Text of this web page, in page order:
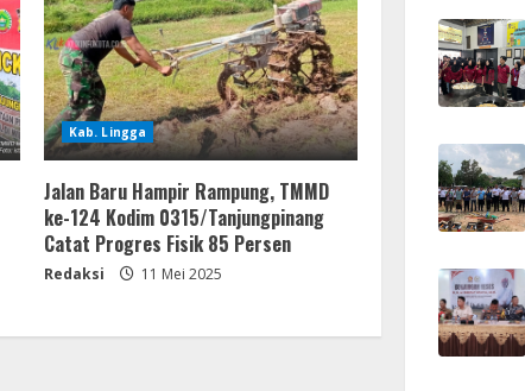
Kab. Lingga
Jalan Baru Hampir Rampung, TMMD
ke-124 Kodim 0315/Tanjungpinang
Catat Progres Fisik 85 Persen
Redaksi 11 Mei 2025